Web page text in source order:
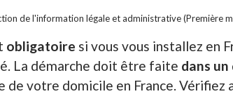
de l'information légale et administrative (Première
obligatoire si vous vous installez en
La démarche doit être faite dans
de votre domicile en France. Vérifiez